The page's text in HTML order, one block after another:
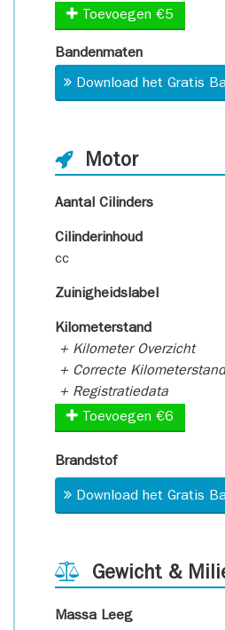
Toevoegen €5
Bandenmaten
Download het Gratis
Motor
Aantal Cilinders
Cilinderinhoud
cc
Zuinigheidslabel
Kilometerstand
+ Kilometer Overzicht
+ Correcte Kilometerstand
+ Registratiedata
Toevoegen €6
Brandstof
Download het Gratis
Gewicht &
Massa Leeg